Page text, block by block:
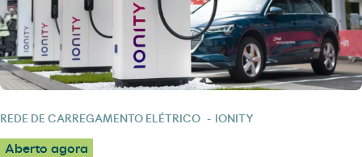
REDE DE CARREGAMENTO ELÉTRICO - IONITY
Aberto agora